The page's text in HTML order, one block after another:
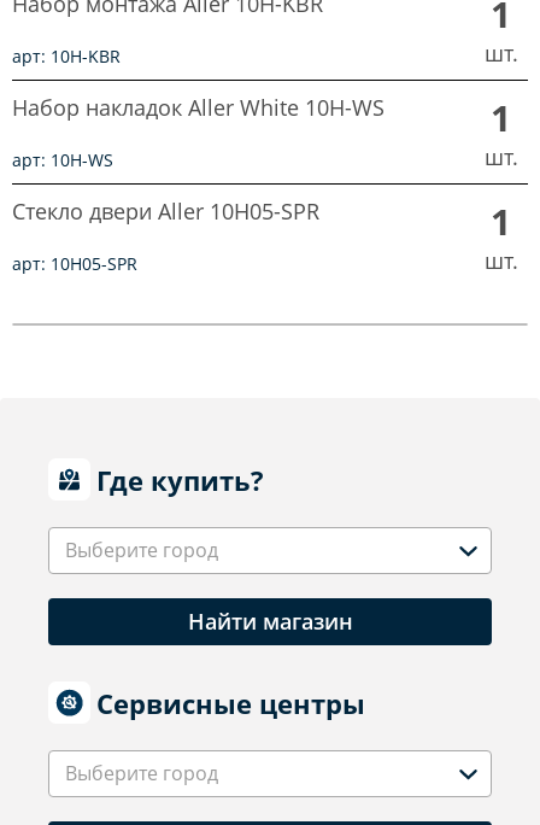
арт: 10H-KBR
1
шт.
Набор накладок Aller White 10H-WS
арт: 10H-WS
1
шт.
Стекло двери Aller 10H05-SPR
арт: 10H05-SPR
1
шт.
Где купить?
Выберите город
Найти магазин
Сервисные центры
Выберите город